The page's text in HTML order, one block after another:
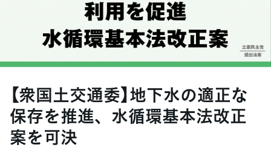
【衆国土交通委】地下水の適正な
保存を推進、水循環基本法改正
案を可決